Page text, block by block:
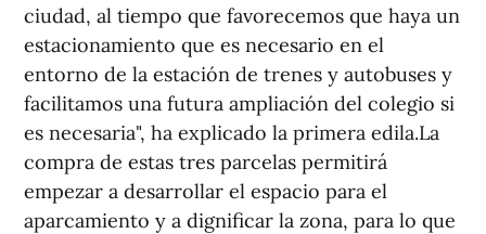
ciudad, al tiempo que favorecemos que haya un
estacionamiento que es necesario en el
entorno de la estación de trenes y autobuses y
facilitamos una futura ampliación del colegio si
es necesaria", ha explicado la primera edila.La
compra de estas tres parcelas permitirá
empezar a desarrollar el espacio para el
aparcamiento y a dignificar la zona, para lo que